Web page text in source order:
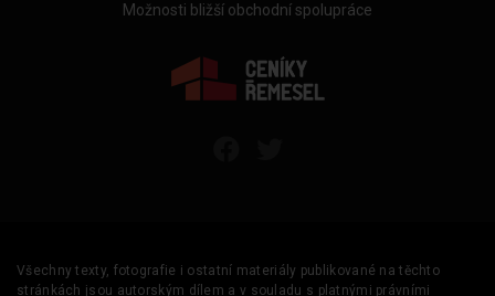
Možnosti bližší obchodní spolupráce
Všechny texty, fotografie i ostatní materiály publikované na těchto
stránkách jsou autorským dílem a v souladu s platnými právními